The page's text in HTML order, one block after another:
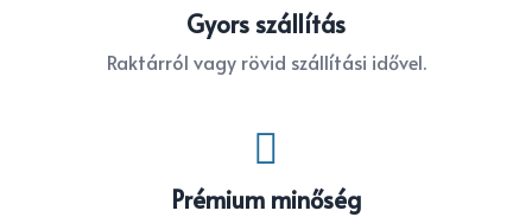
Gyors szállítás
Raktárról vagy rövid szállítási idővel.

Prémium minőség